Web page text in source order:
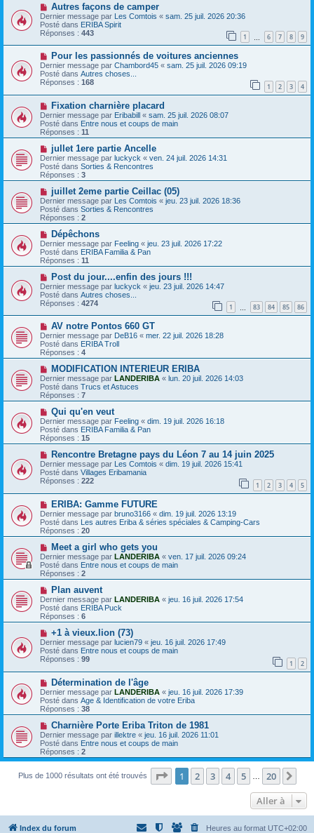
a
g
e
u
m
e
s
s
a
g
e
N
o
u
v
e
a
m
e
s
s
a
e
Autres façons de camper
Dernier message par Les Comtois « sam. 25 juil. 2026 20:36
Posté dans ERIBA Spirit
Réponses : 443 1 6 7 8 9
N
o
u
v
e
a
u
m
e
s
s
a
g
e
Pour les passionnés de voitures anciennes
Dernier message par Chambord45 « sam. 25 juil. 2026 09:19
Posté dans Autres choses...
Réponses : 168 1 2 3 4
N
o
u
v
e
a
u
m
e
s
s
a
g
e
Fixation charnière placard
Dernier message par Eribabill « sam. 25 juil. 2026 08:07
Posté dans Entre nous et coups de main
Réponses : 11
N
o
u
v
e
a
u
m
e
s
s
a
g
e
jullet 1ere partie Ancelle
Dernier message par luckyck « ven. 24 juil. 2026 14:31
Posté dans Sorties & Rencontres
Réponses : 3
N
o
u
v
e
a
u
m
e
s
s
a
g
e
juillet 2eme partie Ceillac (05)
Dernier message par Les Comtois « jeu. 23 juil. 2026 18:36
Posté dans Sorties & Rencontres
Réponses : 2
N
o
u
v
e
a
u
m
e
s
s
a
g
e
Dépêchons
Dernier message par Feeling « jeu. 23 juil. 2026 17:22
Posté dans ERIBA Familia & Pan
Réponses : 11
N
o
u
v
e
a
u
m
e
s
s
a
g
e
Post du jour....enfin des jours !!!
Dernier message par luckyck « jeu. 23 juil. 2026 14:47
Posté dans Autres choses...
Réponses : 4274 1 83 84 85 86
N
o
u
v
e
a
u
m
e
s
s
g
e
AV notre Pontos 660 GT
Dernier message par DeB16 « mer. 22 juil. 2026 18:28
Posté dans ERIBA Troll
Réponses : 4
N
o
u
v
e
a
u
m
e
s
s
a
g
e
MODIFICATION INTERIEUR ERIBA
Dernier message par LANDERIBA « lun. 20 juil. 2026 14:03
Posté dans Trucs et Astuces
Réponses : 7
N
o
u
v
e
a
u
m
e
s
s
a
g
e
Qui qu'en veut
Dernier message par Feeling « dim. 19 juil. 2026 16:18
Posté dans ERIBA Familia & Pan
Réponses : 15
N
o
u
v
e
a
m
e
s
s
a
g
e
Rencontre Bretagne pays du Léon 7 au 14 juin 2025
Dernier message par Les Comtois « dim. 19 juil. 2026 15:41
Posté dans Villages Eribamania
Réponses : 222 1 2 3 4 5
N
o
u
v
e
a
u
m
e
s
s
a
g
e
ERIBA: Gamme FUTURE
Dernier message par bruno3166 « dim. 19 juil. 2026 13:19
Posté dans Les autres Eriba & séries spéciales & Camping-Cars
Réponses : 20
N
o
u
v
e
a
u
m
e
s
g
e
Meet a girl who gets you
Dernier message par LANDERIBA « ven. 17 juil. 2026 09:24
Posté dans Entre nous et coups de main
Réponses : 2
N
o
u
v
e
m
e
s
s
a
g
e
Plan auvent
Dernier message par LANDERIBA « jeu. 16 juil. 2026 17:54
Posté dans ERIBA Puck
Réponses : 6
N
o
u
v
e
a
u
m
e
s
s
a
g
e
+1 à vieux.lion (73)
Dernier message par lucien79 « jeu. 16 juil. 2026 17:49
Posté dans Entre nous et coups de main
Réponses : 99 1 2
N
o
u
v
e
a
m
e
s
a
Détermination de l'âge
Dernier message par LANDERIBA « jeu. 16 juil. 2026 17:39
Posté dans Age & Identification de votre Eriba
Réponses : 38
N
o
u
v
e
u
a
Charnière Porte Eriba Triton de 1981
Dernier message par illektre « jeu. 16 juil. 2026 11:01
Posté dans Entre nous et coups de main
Réponses : 2
Plus de 1000 résultats ont été trouvés Page 1sur20
1 2 3 4 5 20
Aller à
Index du forum Heures au format UTC+02:00